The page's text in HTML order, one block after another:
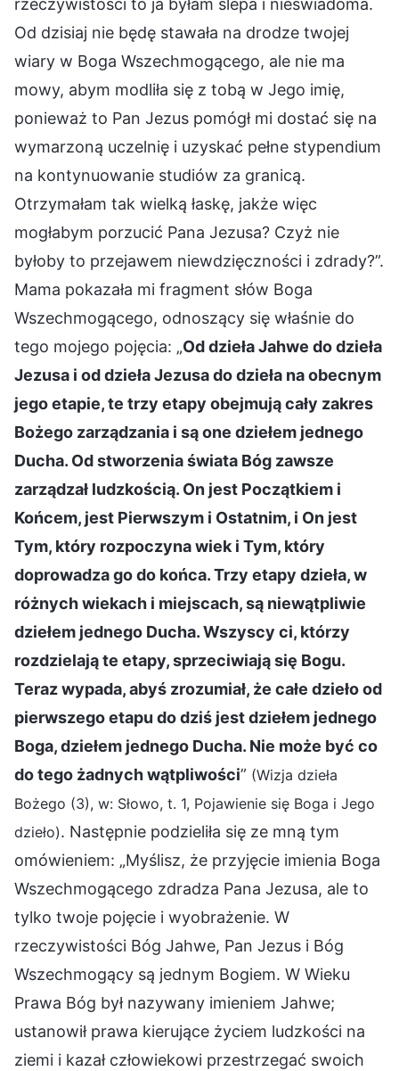
Od dzisiaj nie będę stawała na drodze twojej
wiary w Boga Wszechmogącego, ale nie ma
mowy, abym modliła się z tobą w Jego imię,
ponieważ to Pan Jezus pomógł mi dostać się na
wymarzoną uczelnię i uzyskać pełne stypendium
na kontynuowanie studiów za granicą.
Otrzymałam tak wielką łaskę, jakże więc
mogłabym porzucić Pana Jezusa? Czyż nie
byłoby to przejawem niewdzięczności i zdrady?”.
Mama pokazała mi fragment słów Boga
Wszechmogącego, odnoszący się właśnie do
tego mojego pojęcia: „Od dzieła Jahwe do dzieła
Jezusa i od dzieła Jezusa do dzieła na obecnym
jego etapie, te trzy etapy obejmują cały zakres
Bożego zarządzania i są one dziełem jednego
Ducha. Od stworzenia świata Bóg zawsze
zarządzał ludzkością. On jest Początkiem i
Końcem, jest Pierwszym i Ostatnim, i On jest
Tym, który rozpoczyna wiek i Tym, który
doprowadza go do końca. Trzy etapy dzieła, w
różnych wiekach i miejscach, są niewątpliwie
dziełem jednego Ducha. Wszyscy ci, którzy
rozdzielają te etapy, sprzeciwiają się Bogu.
Teraz wypada, abyś zrozumiał, że całe dzieło od
pierwszego etapu do dziś jest dziełem jednego
Boga, dziełem jednego Ducha. Nie może być co
do tego żadnych wątpliwości” (Wizja dzieła
Bożego (3), w: Słowo, t. 1, Pojawienie się Boga i Jego
dzieło). Następnie podzieliła się ze mną tym
omówieniem: „Myślisz, że przyjęcie imienia Boga
Wszechmogącego zdradza Pana Jezusa, ale to
tylko twoje pojęcie i wyobrażenie. W
rzeczywistości Bóg Jahwe, Pan Jezus i Bóg
Wszechmogący są jednym Bogiem. W Wieku
Prawa Bóg był nazywany imieniem Jahwe;
ustanowił prawa kierujące życiem ludzkości na
ziemi i kazał człowiekowi przestrzegać swoich